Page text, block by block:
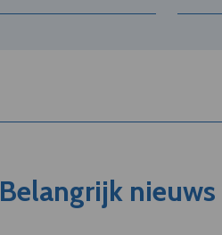
Belangrijk nieuws